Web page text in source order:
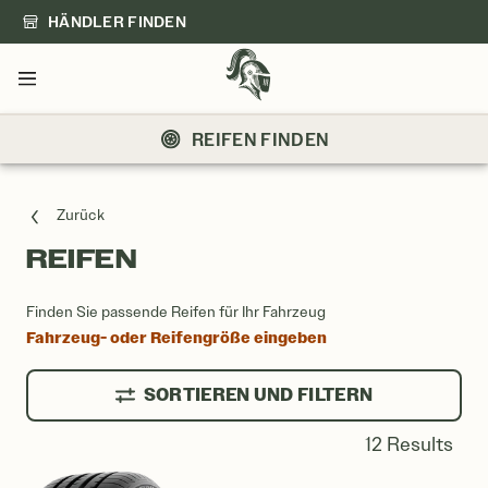
HÄNDLER FINDEN
Menü
REIFEN FINDEN
Zurück
REIFEN
Finden Sie passende Reifen für Ihr Fahrzeug
Fahrzeug- oder Reifengröße eingeben
SORTIEREN UND FILTERN
12 Results